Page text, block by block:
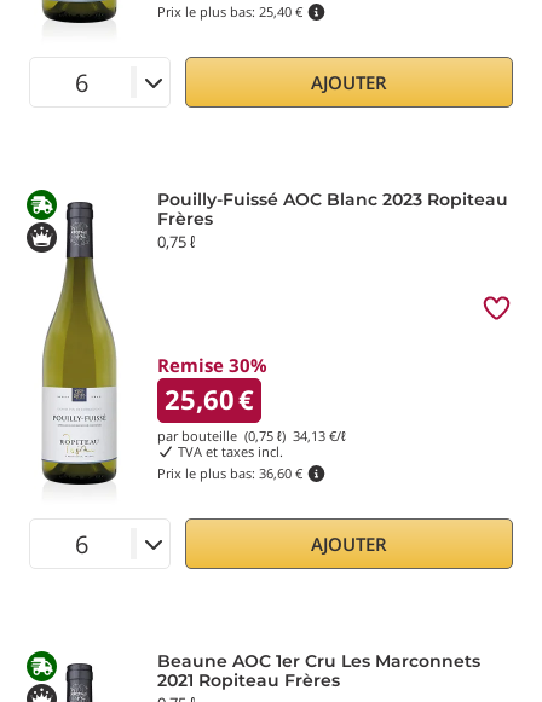
Prix le plus bas: 25,40 €
AJOUTER
Pouilly-Fuissé AOC Blanc 2023 Ropiteau
Frères
0,75 ℓ
Remise 30%
25,60€
par bouteille (0,75 ℓ) 34,13 €/ℓ
TVA et taxes incl.
Prix le plus bas: 36,60 €
AJOUTER
Beaune AOC 1er Cru Les Marconnets
2021 Ropiteau Frères